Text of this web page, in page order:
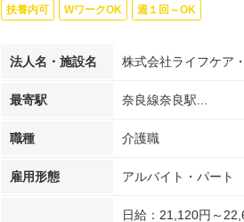
扶養内可 WワークOK 週１回～OK
法人名・施設名 株式会社ライフケア
最寄駅 奈良線奈良駅...
職種 介護職
雇用形態 アルバイト・パート
日給：21,120円～